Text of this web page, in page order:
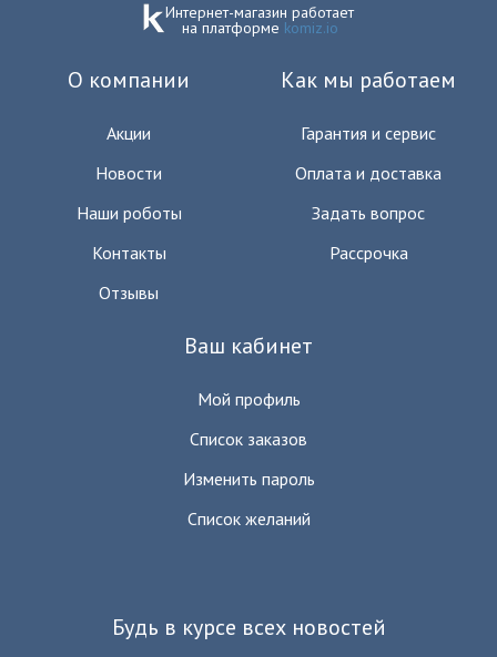
Интернет-магазин работает
на платформе komiz.io
О компании
Акции
Новости
Наши роботы
Контакты
Отзывы
Как мы работаем
Гарантия и сервис
Оплата и доставка
Задать вопрос
Рассрочка
Ваш кабинет
Мой профиль
Список заказов
Изменить пароль
Список желаний
Будь в курсе всех новостей